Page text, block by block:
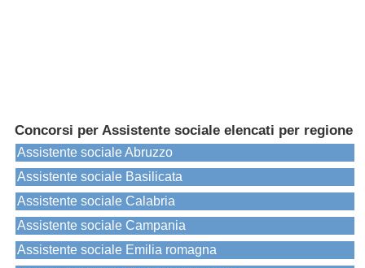
Concorsi per Assistente sociale elencati per regione
Assistente sociale Abruzzo
Assistente sociale Basilicata
Assistente sociale Calabria
Assistente sociale Campania
Assistente sociale Emilia romagna